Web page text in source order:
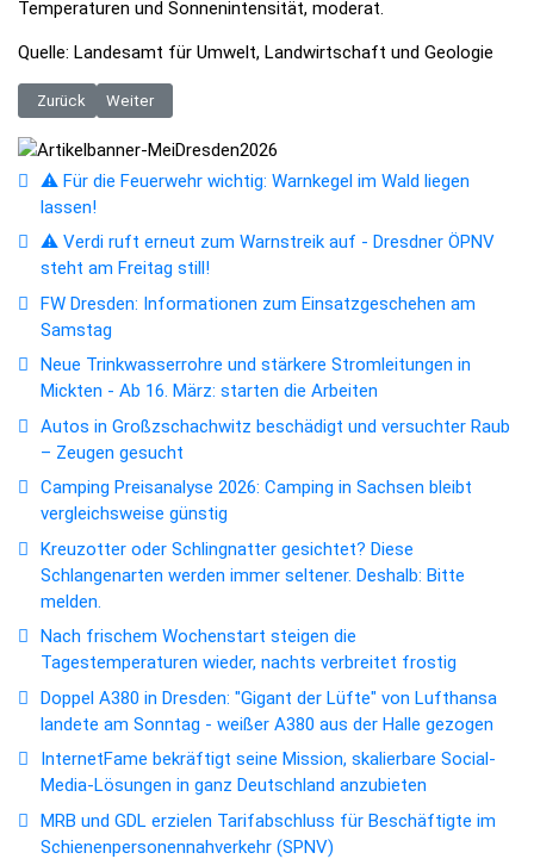
Temperaturen und Sonnenintensität, moderat.
Quelle: Landesamt für Umwelt, Landwirtschaft und Geologie
Vorheriger Beitrag: Frostbruch an Bäumen im Erzgebirge
Zurück Nächster Beitrag: Sachsen fördert mit 17,5 Millionen Euro
Weiter
⚠️ Für die Feuerwehr wichtig: Warnkegel im Wald liegen
lassen!
⚠️ Verdi ruft erneut zum Warnstreik auf - Dresdner ÖPNV
steht am Freitag still!
FW Dresden: Informationen zum Einsatzgeschehen am
Samstag
Neue Trinkwasserrohre und stärkere Stromleitungen in
Mickten - Ab 16. März: starten die Arbeiten
Autos in Großzschachwitz beschädigt und versuchter Raub
– Zeugen gesucht
Camping Preisanalyse 2026: Camping in Sachsen bleibt
vergleichsweise günstig
Kreuzotter oder Schlingnatter gesichtet? Diese
Schlangenarten werden immer seltener. Deshalb: Bitte
melden.
Nach frischem Wochenstart steigen die
Tagestemperaturen wieder, nachts verbreitet frostig
Doppel A380 in Dresden: "Gigant der Lüfte" von Lufthansa
landete am Sonntag - weißer A380 aus der Halle gezogen
InternetFame bekräftigt seine Mission, skalierbare Social-
Media-Lösungen in ganz Deutschland anzubieten
MRB und GDL erzielen Tarifabschluss für Beschäftigte im
Schienenpersonennahverkehr (SPNV)